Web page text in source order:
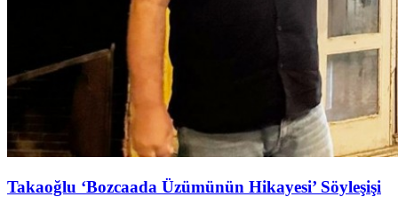
Takaoğlu ‘Bozcaada Üzümünün Hikayesi’ Söyleşişi